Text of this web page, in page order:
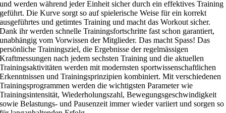
und werden während jeder Einheit sicher durch ein effektives Training
geführt. Die Kurve sorgt so auf spielerische Weise für ein korrekt
ausgeführtes und getimtes Training und macht das Workout sicher.
Dank ihr werden schnelle Trainingsfortschritte fast schon garantiert,
unabhängig vom Vorwissen der Mitglieder. Das macht Spass! Das
persönliche Trainingsziel, die Ergebnisse der regelmässigen
Kraftmessungen nach jedem sechsten Training und die aktuellen
Trainingsaktivitäten werden mit modernsten sportwissenschaftlichen
Erkenntnissen und Trainingsprinzipien kombiniert. Mit verschiedenen
Trainingsprogrammen werden die wichtigsten Parameter wie
Trainingsintensität, Wiederholungszahl, Bewegungsgeschwindigkeit
sowie Belastungs- und Pausenzeit immer wieder variiert und sorgen so